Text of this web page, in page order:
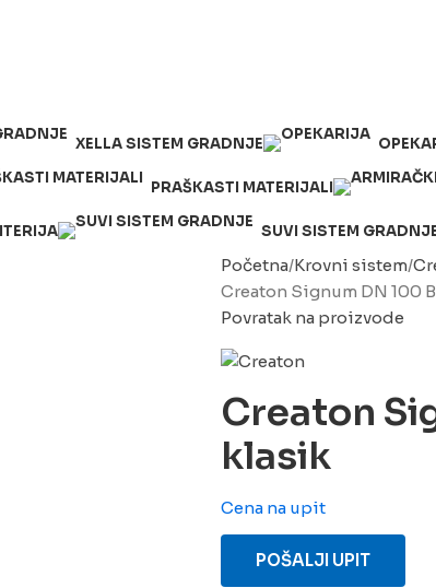
XELLA SISTEM GRADNJE
PRAŠKASTI MATERIJALI
SUVI SISTEM
Početna Krovni sistem
Creaton Signum DN 100
Povratak na proizvode
Creaton
klasik
Cena na upit
POŠALJI UPIT